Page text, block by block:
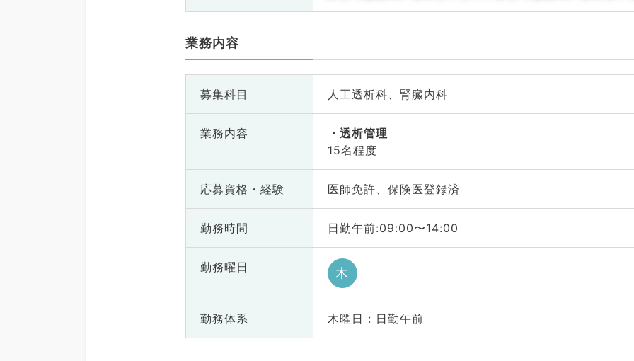
業務内容
募集科目 人工透析科、腎臓内科
業務内容
透析管理
15名程度
応募資格・ 経験 医師免許、保険医登録済
勤務時間 日勤午前:09:00〜14:00
勤務曜日 木
勤務体系 木曜日 : 日勤午前